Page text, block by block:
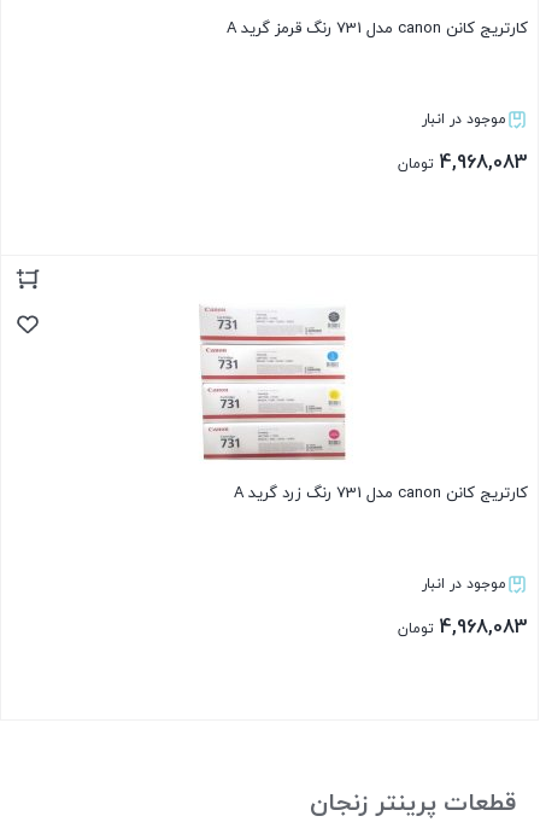
کارتریج کانن canon مدل 731 رنگ قرمز گرید A
موجود در انبار
4,968,083 تومان
کارتریج کانن canon مدل 731 رنگ زرد گرید A
موجود در انبار
4,968,083 تومان
قطعات پرینتر زنجان